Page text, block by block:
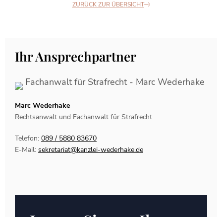
ZURÜCK ZUR ÜBERSICHT
Ihr Ansprechpartner
Marc Wederhake
Rechtsanwalt und Fachanwalt für Strafrecht
Telefon: 089 / 5880 83670
E-Mail: sekretariat@kanzlei-wederhake.de